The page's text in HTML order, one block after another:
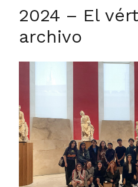
2024 – El
archivo